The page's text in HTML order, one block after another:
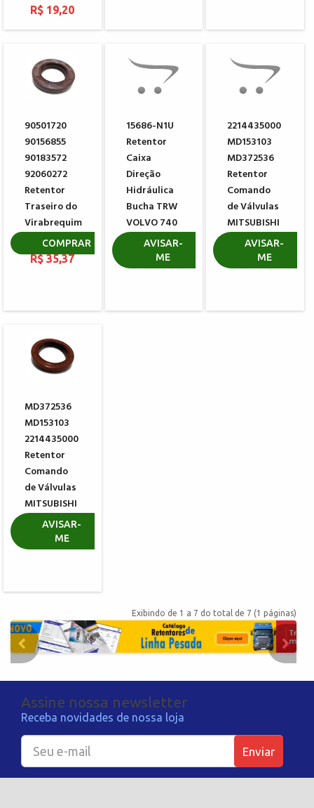
R$ 19,20
90501720
90156855
90183572
92060272
Retentor
Traseiro do
Virabrequim
R$ 35,37
COMPRAR
15686-N1U
Retentor
Caixa
Direção
Hidráulica
Bucha TRW
VOLVO 740
760 780
R$ 43,96
AVISAR-
ME
2214435000
MD153103
MD372536
Retentor
Comando
de Válvulas
MITSUBISHI
HYUNDAI
R$ 46,02
AVISAR-
ME
MD372536
MD153103
2214435000
Retentor
Comando
de Válvulas
MITSUBISHI
HYUNDAI
R$ 34,60
AVISAR-
ME
Exibindo de 1 a 7 do total de 7 (1 páginas)
Assine nossa newsletter
Receba novidades de nossa loja
Enviar